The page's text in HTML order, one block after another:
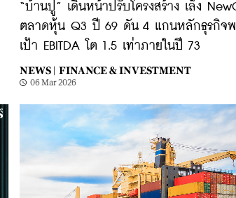
“บ้านปู” เดินหน้าปรับโครงสร้าง เล็ง
ตลาดหุ้น Q3 ปี 69 ดัน 4 แกนหลักธุรกิจพ
เป้า EBITDA โต 1.5 เท่าภายในปี 73
NEWS | FINANCE & INVESTMENT
06 Mar 2026